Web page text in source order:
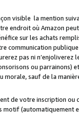
visible la mention
endroit où Amazon
sur les achats
communication
pas ni
ou parrainons)
morale, sauf de la
de votre inscription
(automatiquement